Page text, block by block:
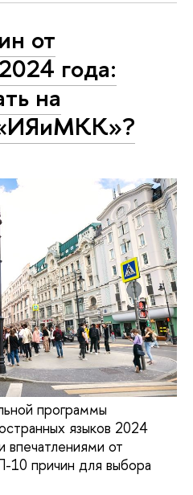
от
года:
на
программы
языков 2024
впечатлениями от
10 причин для выбора